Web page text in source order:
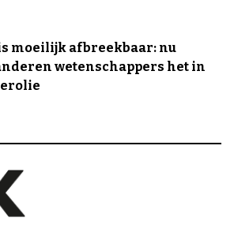
moeilijk afbreekbaar: nu
wetenschappers het in